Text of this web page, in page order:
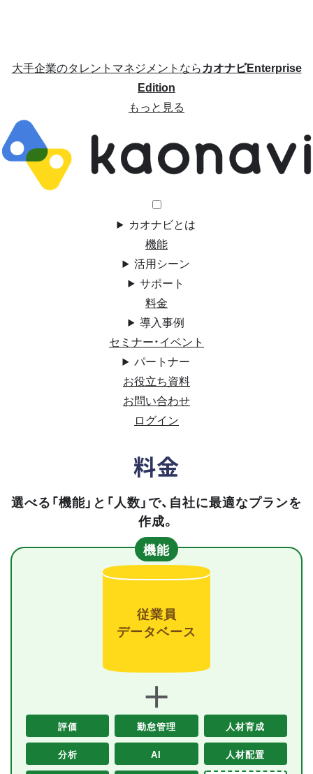
大手企業のタレントマネジメントならカオナビEnterprise
Edition
もっと見る
カオナビとは
機能
活用シーン
サポート
料金
導入事例
セミナー・イベント
パートナー
お役立ち資料
お問い合わせ
ログイン
料金
選べる「機能」と「人数」で、自社に最適なプランを
作成。
機能
従業員
データベース
＋
評価 勤怠管理 人材育成
分析 AI 人材配置